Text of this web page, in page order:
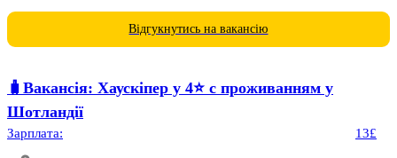
Відгукнутись на вакансію
🧳Вакансія: Хаускіпер у 4⭐️ c проживанням у
Шотландії
Зарплата: 13£